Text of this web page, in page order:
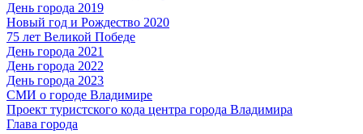
День города 2019
Новый год и Рождество 2020
75 лет Великой Победе
День города 2021
День города 2022
День города 2023
СМИ о городе Владимире
Проект туристского кода центра города Владимира
Глава города